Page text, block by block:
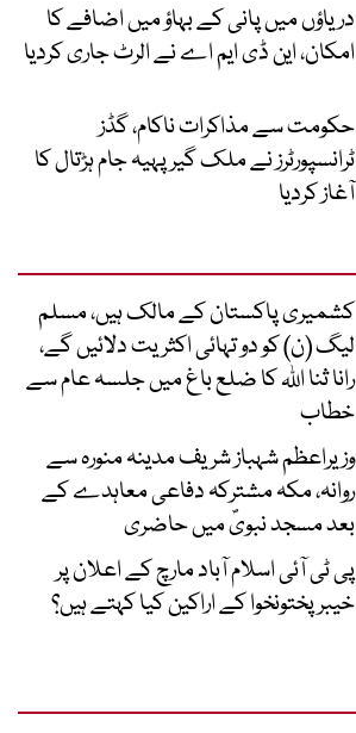
دریاؤں میں پانی کے بہاؤ میں اضافے کا
امکان، این ڈی ایم اے نے الرٹ جاری کردیا
حکومت سے مذاکرات ناکام، گڈز
ٹرانسپورٹرز نے ملک گیر پہیہ جام ہڑتال کا
آغاز کردیا
کشمیری پاکستان کے مالک ہیں، مسلم
لیگ (ن) کو دو تہائی اکثریت دلائیں گے،
رانا ثنا اللہ کا ضلع باغ میں جلسہ عام سے
خطاب
وزیراعظم شہباز شریف مدینہ منورہ سے
روانہ، مکہ مشترکہ دفاعی معاہدے کے
بعد مسجد نبویؐ میں حاضری
پی ٹی آئی اسلام آباد مارچ کے اعلان پر
خیبر پختونخوا کے اراکین کیا کہتے ہیں؟